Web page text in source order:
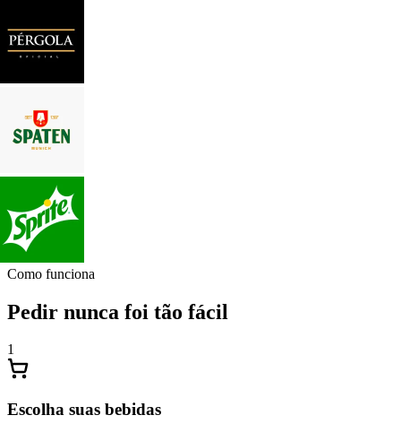
Como funciona
Pedir nunca foi tão fácil
1
Escolha suas bebidas